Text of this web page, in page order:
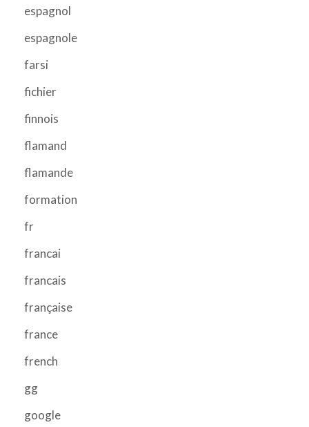
espagnol
espagnole
farsi
fichier
finnois
flamand
flamande
formation
fr
francai
francais
française
france
french
gg
google